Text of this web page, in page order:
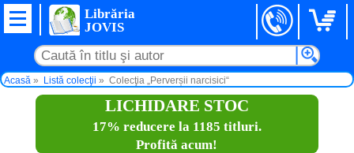
Librăria
JOVIS
Acasă Listă colecţii Colecţia „Perverșii narcisici“
LICHIDARE STOC
17% reducere la 1185 titluri.
Profită acum!